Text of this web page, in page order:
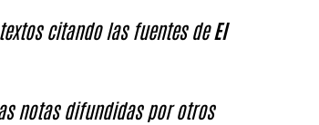
citando las fuentes deEl
notas difundidas por otros